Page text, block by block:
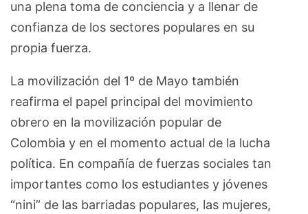
una plena toma de conciencia y a llenar de
confianza de los sectores populares en su
propia fuerza.
La movilización del 1º de Mayo también
reafirma el papel principal del movimiento
obrero en la movilización popular de
Colombia y en el momento actual de la lucha
política. En compañía de fuerzas sociales tan
importantes como los estudiantes y jóvenes
“nini” de las barriadas populares, las mujeres,